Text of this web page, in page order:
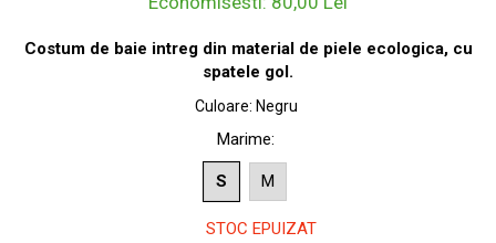
Costum de baie intreg din material de piele ecologica, cu
spatele gol.
Culoare: Negru
Marime:
S M
STOC EPUIZAT